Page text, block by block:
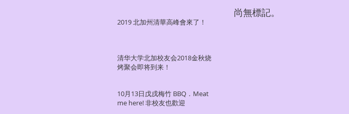
2019 北加州清華高峰會來了！
清华大学北加校友会2018金秋烧
烤聚会即将到来！
10月13日戊戌梅竹 BBQ．Meat
me here! 非校友也歡迎
尚無標記。